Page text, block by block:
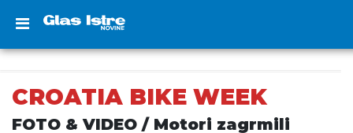
CROATIA BIKE WEEK
FOTO & VIDEO / Motori zagrmili